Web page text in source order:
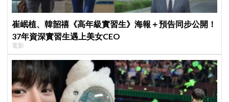
崔岷植、韓韶禧《高年級實習生》海報＋預告同步公開！
37年資深實習生遇上美女CEO
電影